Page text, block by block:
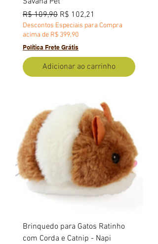
Preço normal
R$ 109,90 Preço promocional
R$ 102,21
Descontos Especiais para Compra
acima de R$ 399,90
Política Frete Grátis
Adicionar ao carrinho
Brinquedo para Gatos Ratinho
com Corda e Catnip - Napi